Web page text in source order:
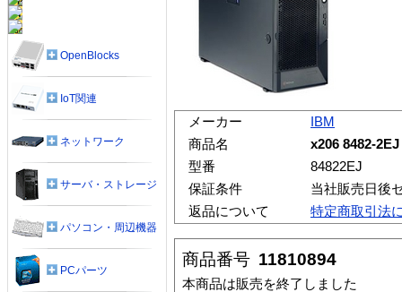
メーカー
IBM
商品名
x206 8482-
型番
84822EJ
保証条件
当社販売日後
返品について
特定商取引法
商品番号 11810894
本商品は販売を終了しました
OpenBlocks
IoT関連
ネットワーク
サーバ・ストレージ
パソコン・周辺機器
PCパーツ